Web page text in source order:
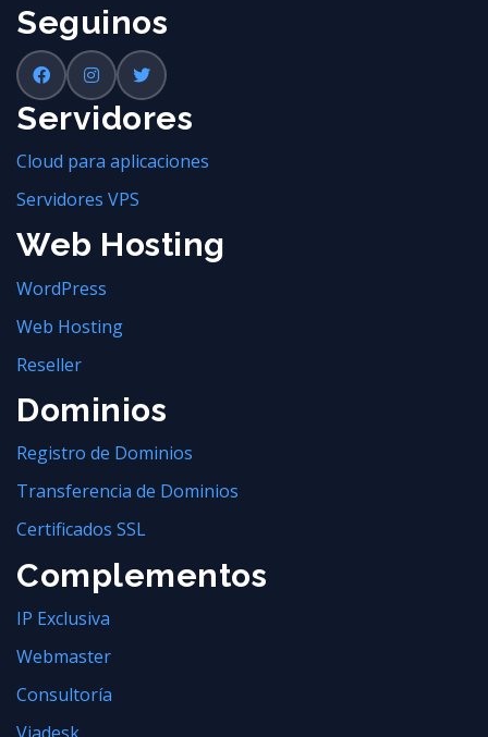
Seguinos
Servidores
Cloud para aplicaciones
Servidores VPS
Web Hosting
WordPress
Web Hosting
Reseller
Dominios
Registro de Dominios
Transferencia de Dominios
Certificados SSL
Complementos
IP Exclusiva
Webmaster
Consultoría